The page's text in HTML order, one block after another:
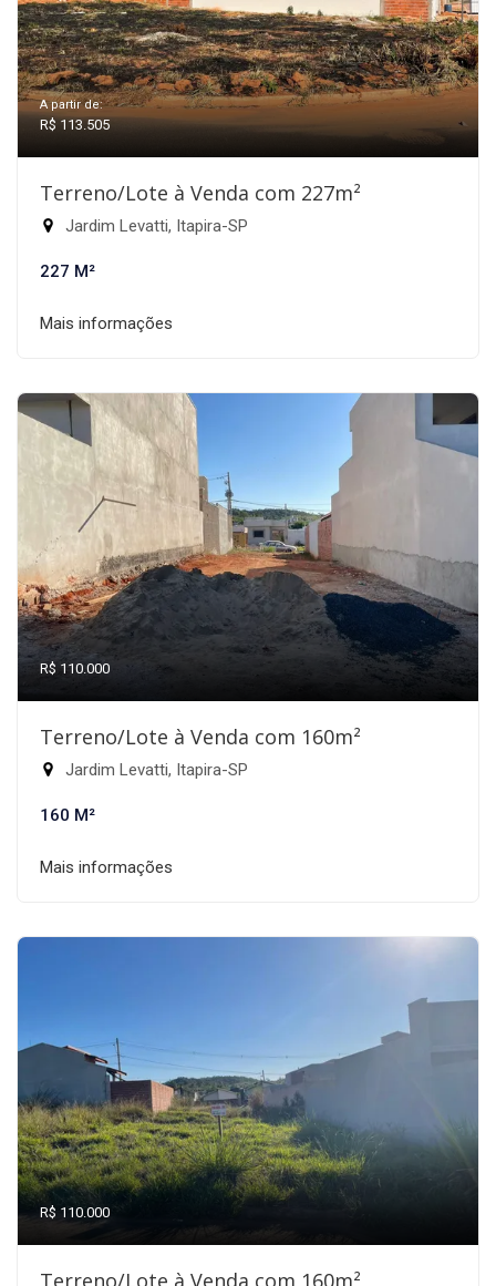
A partir de:
R$ 113.505
Terreno/Lote à Venda com 227m²
Jardim Levatti, Itapira-SP
227 M²
Mais informações
R$ 110.000
Terreno/Lote à Venda com 160m²
Jardim Levatti, Itapira-SP
160 M²
Mais informações
R$ 110.000
Terreno/Lote à Venda com 160m²